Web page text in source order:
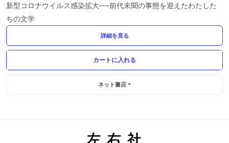
新型コロナウイルス感染拡大──前代未聞の事態を迎えたわたした
ちの文学
詳細を見る
ネット書店